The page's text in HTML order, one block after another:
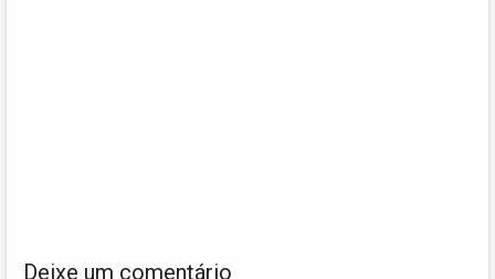
Deixe um comentário